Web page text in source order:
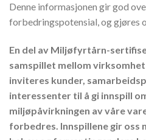
Denne informasjonen gir god
forbedringspotensial, og gjøres
En del av Miljøfyrtårn-
samspillet mellom
inviteres kunder,
interessenter til å gi innspill
miljøpåvirkningen av våre
forbedres. Innspillene gir oss